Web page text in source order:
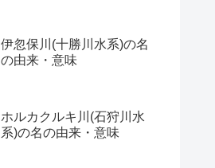
伊忽保川(十勝川水系)の名
の由来・意味
ホルカクルキ川(石狩川水
系)の名の由来・意味